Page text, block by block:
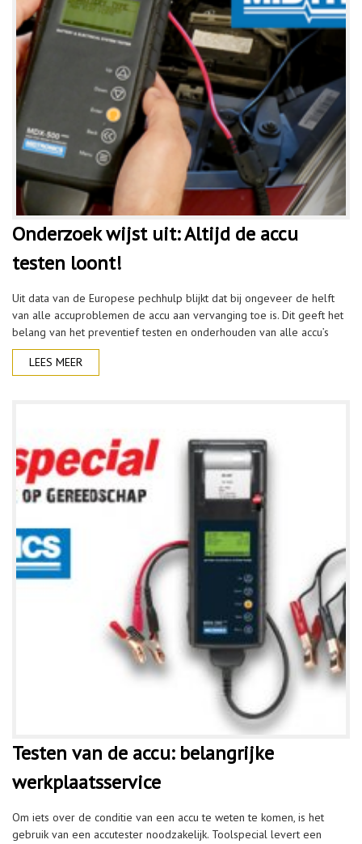
Onderzoek wijst uit: Altijd de accu
testen loont!
Uit data van de Europese pechhulp blijkt dat bij ongeveer de helft
van alle accuproblemen de accu aan vervanging toe is. Dit geeft het
belang van het preventief testen en onderhouden van alle accu’s
LEES MEER
Testen van de accu: belangrijke
werkplaatsservice
Om iets over de conditie van een accu te weten te komen, is het
gebruik van een accutester noodzakelijk. Toolspecial levert een